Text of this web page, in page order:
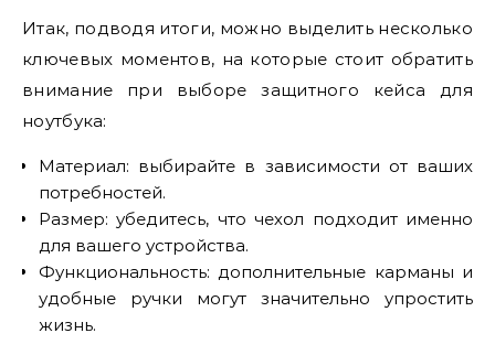
Итак, подводя итоги, можно выделить несколько
ключевых моментов, на которые стоит обратить
внимание при выборе защитного кейса для
ноутбука:
Материал: выбирайте в зависимости от ваших
потребностей.
Размер: убедитесь, что чехол подходит именно
для вашего устройства.
Функциональность: дополнительные карманы и
удобные ручки могут значительно упростить
жизнь.